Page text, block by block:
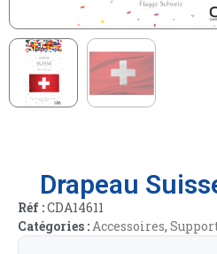
Drapeau
Réf :CDA14611
Catégories : Accessoires,